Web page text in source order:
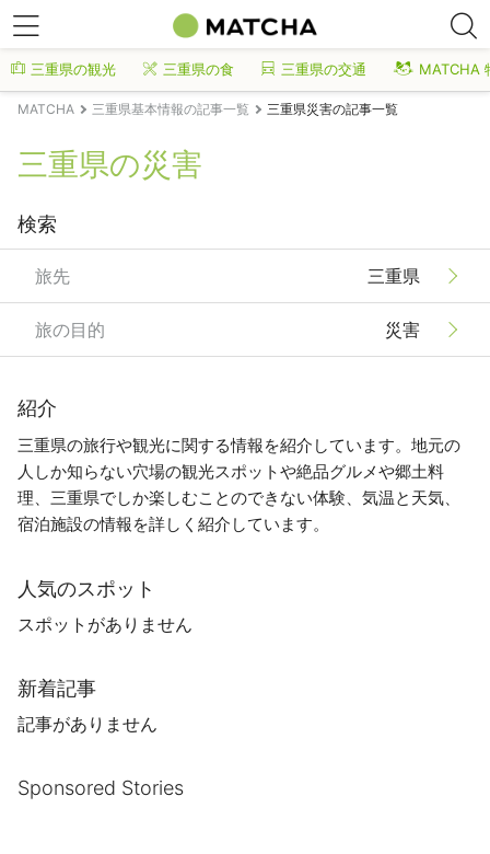
三重県の観光 三重県の食 三重県の交通 MATCHA
MATCHA 三重県基本情報の記事一覧 三重県災害の記事一覧
三重県の災害
検索
旅先 三重県
旅の目的 災害
紹介
三重県の旅行や観光に関する情報を紹介しています。地元の
人しか知らない穴場の観光スポットや絶品グルメや郷土料
理、三重県でしか楽しむことのできない体験、気温と天気、
宿泊施設の情報を詳しく紹介しています。
人気のスポット
スポットがありません
新着記事
記事がありません
Sponsored Stories